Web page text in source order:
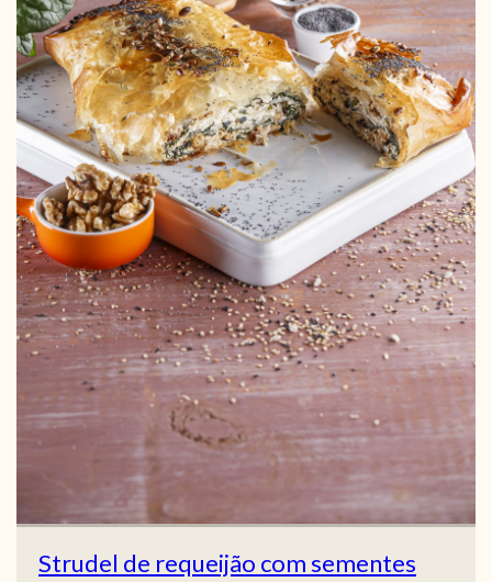
Strudel de requeijão com sementes